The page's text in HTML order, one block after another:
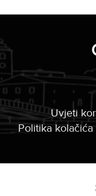
Uvjeti
Politika kolačića